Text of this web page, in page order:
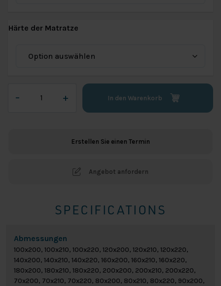
Härte der Matratze
–
Landschoot
+ In den Warenkorb
Erstellen Sie einen Termin
Angebot anfordern
SPECIFICATIONS
Abmessungen
100x200, 100x210, 100x220, 120x200, 120x210, 120x220,
140x200, 140x210, 140x220, 160x200, 160x210, 160x220,
180x200, 180x210, 180x220, 200x200, 200x210, 200x220,
70x200, 70x210, 70x220, 80x200, 80x210, 80x220, 90x200,